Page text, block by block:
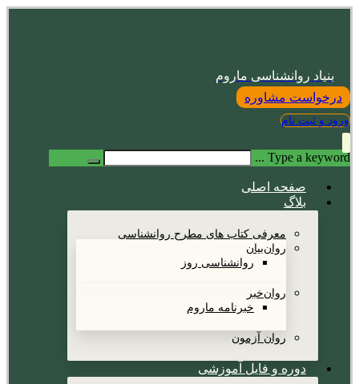
بنیاد روانشناسی ماروم
درخواست مشاوره
ورود و ثبت نام
Type a keyword ...
صفحه اصلی
بلاگ
معرفی کتاب های مطرح روانشناسی
روان‌بیان
روانشناسی روز
روان‌خبر
خبرنامه ماروم
روان آزمون
دوره و فایل آموزشی